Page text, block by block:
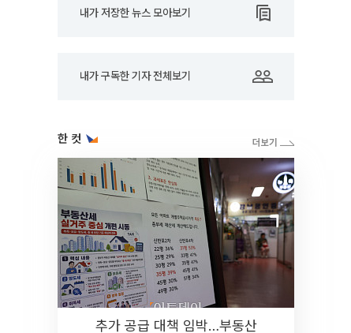
내가 저장한 뉴스 모아보기
내가 구독한 기자 전체보기
한 컷
추가 공급 대책 임박…부동산